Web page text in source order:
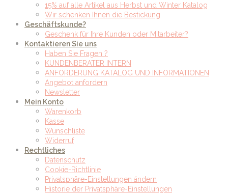
15% auf alle Artikel aus Herbst und Winter Katalog
Wir schenken Ihnen die Bestickung
Geschäftskunde?
Geschenk für Ihre Kunden oder Mitarbeiter?
Kontaktieren Sie uns
Haben Sie Fragen ?
KUNDENBERATER INTERN
ANFORDERUNG KATALOG UND INFORMATIONEN
Angebot anfordern
Newsletter
Mein Konto
Warenkorb
Kasse
Wunschliste
Widerruf
Rechtliches
Datenschutz
Cookie-Richtlinie
Privatsphäre-Einstellungen ändern
Historie der Privatsphäre-Einstellungen